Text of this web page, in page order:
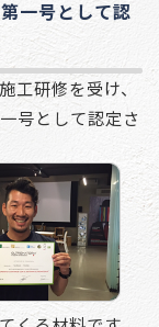
一号として認
工研修を受け、
号として認定さ